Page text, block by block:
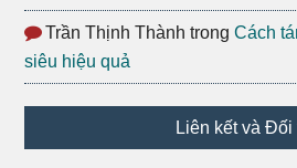
Trần Thịnh Thành trongCách
siêu hiệu quả
Liên kết và Đối